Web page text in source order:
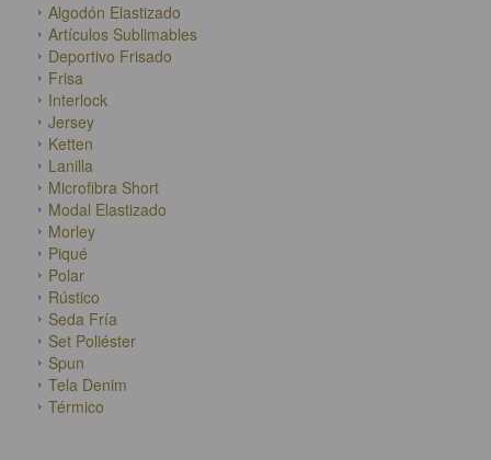
Algodón Elastizado
Artículos Sublimables
Deportivo Frisado
Frisa
Interlock
Jersey
Ketten
Lanilla
Microfibra Short
Modal Elastizado
Morley
Piqué
Polar
Rústico
Seda Fría
Set Poliéster
Spun
Tela Denim
Térmico